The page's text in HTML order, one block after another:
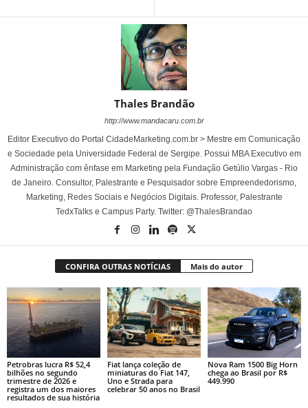
Thales Brandão
http://www.mandacaru.com.br
Editor Executivo do Portal CidadeMarketing.com.br > Mestre em Comunicação
e Sociedade pela Universidade Federal de Sergipe. Possui MBA Executivo em
Administração com ênfase em Marketing pela Fundação Getúlio Vargas - Rio
de Janeiro. Consultor, Palestrante e Pesquisador sobre Empreendedorismo,
Marketing, Redes Sociais e Negócios Digitais. Professor, Palestrante
TedxTalks e Campus Party. Twitter: @ThalesBrandao
CONFIRA OUTRAS NOTÍCIAS Mais do autor
Petrobras lucra R$ 52,4
bilhões no segundo
trimestre de 2026 e
registra um dos maiores
resultados de sua história
Fiat lança coleção de
miniaturas do Fiat 147,
Uno e Strada para
celebrar 50 anos no Brasil
Nova Ram 1500 Big Horn
chega ao Brasil por R$
449.990